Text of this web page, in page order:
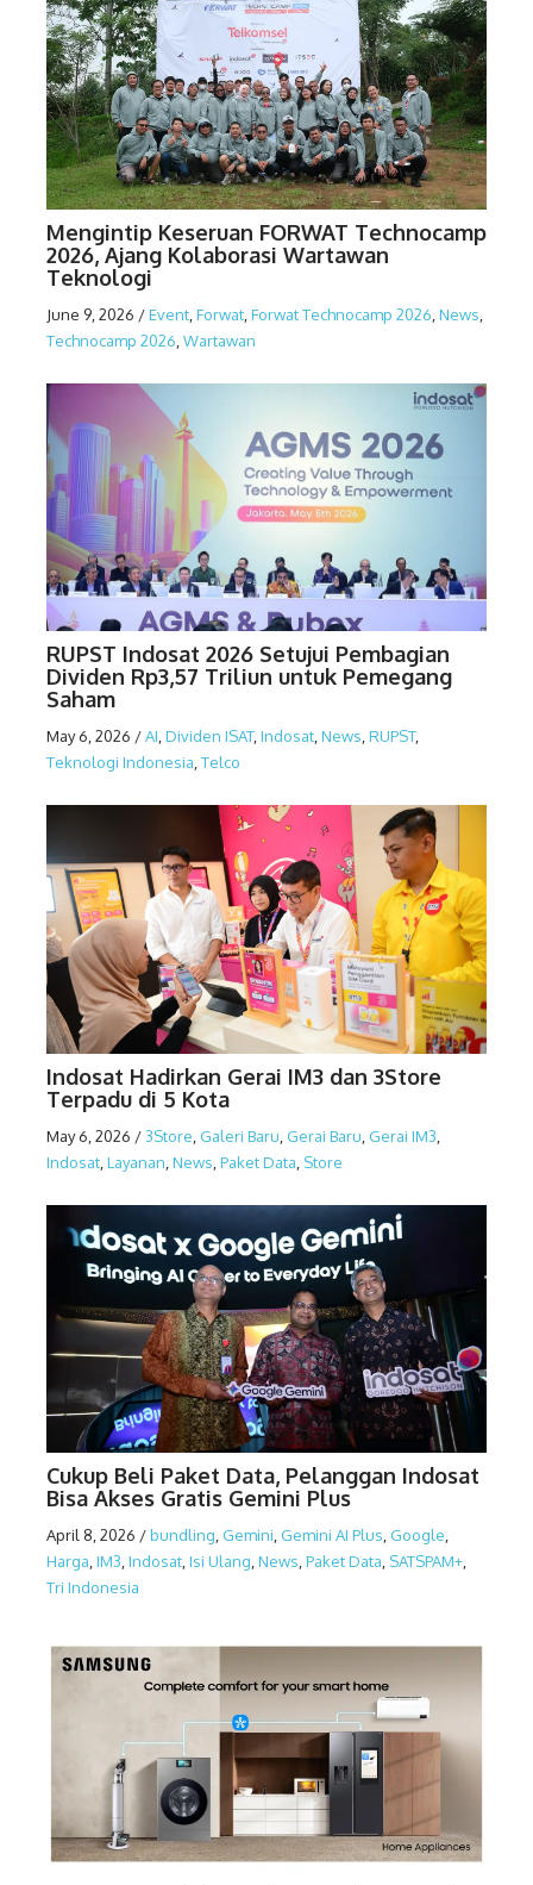
Mengintip Keseruan FORWAT Technocamp
2026, Ajang Kolaborasi Wartawan
Teknologi
June 9, 2026 /Event Forwat Forwat Technocamp 2026 News
Technocamp 2026 Wartawan
RUPST Indosat 2026 Setujui Pembagian
Dividen Rp3,57 Triliun untuk Pemegang
Saham
May 6, 2026 /AI,Dividen ISAT,Indosat,News,RUPST,
Teknologi Indonesia,Telco
Indosat Hadirkan Gerai IM3 dan 3Store
Terpadu di 5 Kota
May 6, 2026 /3Store Galeri Baru Gerai Baru Gerai IM3
Indosat Layanan News Paket Data Store
Cukup Beli Paket Data, Pelanggan Indosat
Bisa Akses Gratis Gemini Plus
April 8, 2026 /bundling Gemini Gemini AI Plus Google
Harga IM3 Indosat Isi Ulang News Paket Data SATSPAM+
Tri Indonesia